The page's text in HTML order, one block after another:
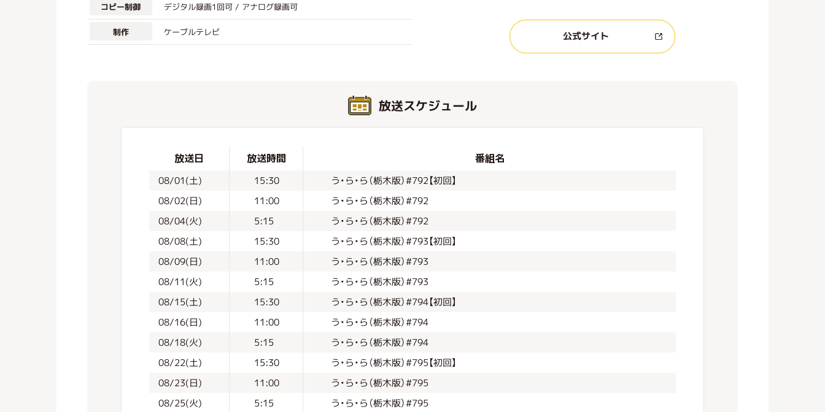
公式サイト
コピー制御 デジタル録画1回可 / アナログ録画可
制作 ケーブルテレビ
放送スケジュール
放送日 放送時間 番組名
08/01(土) 15:30 う・ら・ら（栃木版）#792【初回】
08/02(日) 11:00 う・ら・ら（栃木版）#792
08/04(火) 5:15 う・ら・ら（栃木版）#792
08/08(土) 15:30 う・ら・ら（栃木版）#793【初回】
08/09(日) 11:00 う・ら・ら（栃木版）#793
08/11(火) 5:15 う・ら・ら（栃木版）#793
08/15(土) 15:30 う・ら・ら（栃木版）#794【初回】
08/16(日) 11:00 う・ら・ら（栃木版）#794
08/18(火) 5:15 う・ら・ら（栃木版）#794
08/22(土) 15:30 う・ら・ら（栃木版）#795【初回】
08/23(日) 11:00 う・ら・ら（栃木版）#795
08/25(火) 5:15 う・ら・ら（栃木版）#795